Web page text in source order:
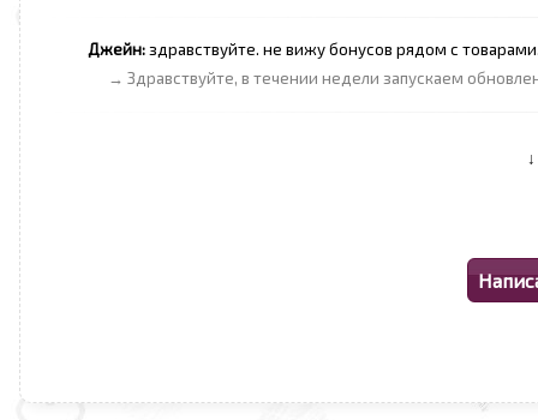
Джейн:здравствуйте. не вижу бонусов рядом с
→ Здравствуйте, в течении недели запускаем
↓